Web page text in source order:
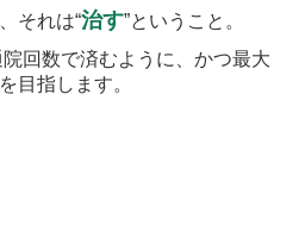
それは“治す”ということ。
回数で済むように、かつ最大
目指します。